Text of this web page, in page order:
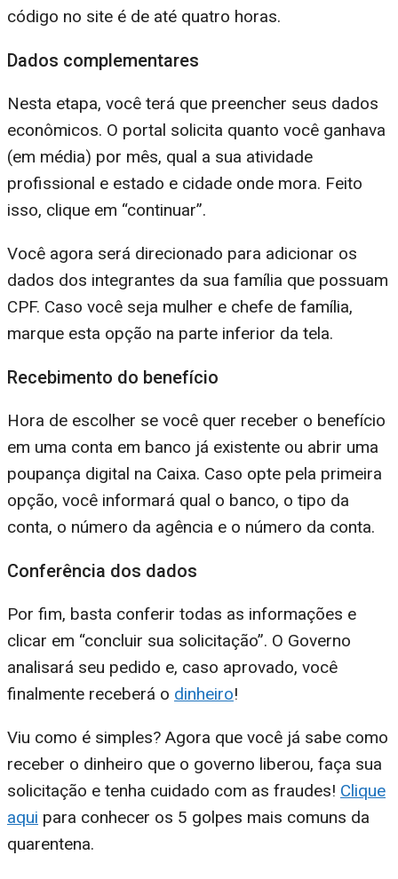
código no site é de até quatro horas.
Dados complementares
Nesta etapa, você terá que preencher seus dados
econômicos. O portal solicita quanto você ganhava
(em média) por mês, qual a sua atividade
profissional e estado e cidade onde mora. Feito
isso, clique em “continuar”.
Você agora será direcionado para adicionar os
dados dos integrantes da sua família que possuam
CPF. Caso você seja mulher e chefe de família,
marque esta opção na parte inferior da tela.
Recebimento do benefício
Hora de escolher se você quer receber o benefício
em uma conta em banco já existente ou abrir uma
poupança digital na Caixa. Caso opte pela primeira
opção, você informará qual o banco, o tipo da
conta, o número da agência e o número da conta.
Conferência dos dados
Por fim, basta conferir todas as informações e
clicar em “concluir sua solicitação”. O Governo
analisará seu pedido e, caso aprovado, você
finalmente receberá o dinheiro!
Viu como é simples? Agora que você já sabe como
receber o dinheiro que o governo liberou, faça sua
solicitação e tenha cuidado com as fraudes! Clique
aqui para conhecer os 5 golpes mais comuns da
quarentena.